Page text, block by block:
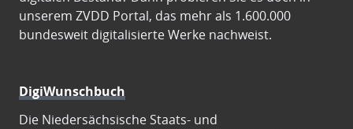
unserem ZVDD Portal, das mehr als 1.600.000
bundesweit digitalisierte Werke nachweist.
DigiWunschbuch
Die Niedersächsische Staats- und